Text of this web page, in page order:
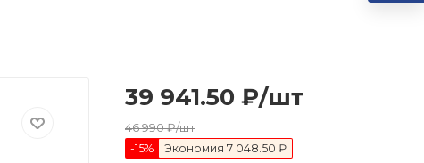
39 941.50 ₽/шт
46 990₽/шт
-15% Экономия 7 048.50 ₽